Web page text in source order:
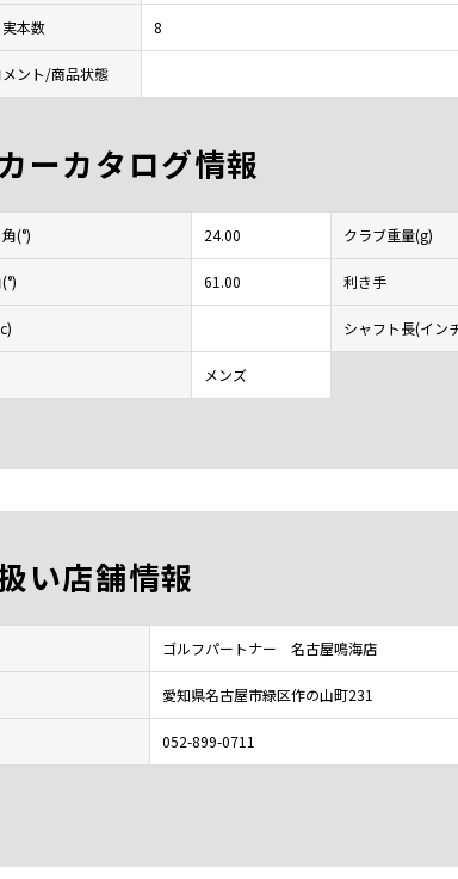
本数 8
ント/商品状態
ーカタログ情報
(°) 24.00 クラブ重量(g)
61.00 利き手
シャフト長(イン
メンズ
い店舗情報
ゴルフパートナー 名古屋鳴海店
愛知県名古屋市緑区作の山町231
052-899-0711